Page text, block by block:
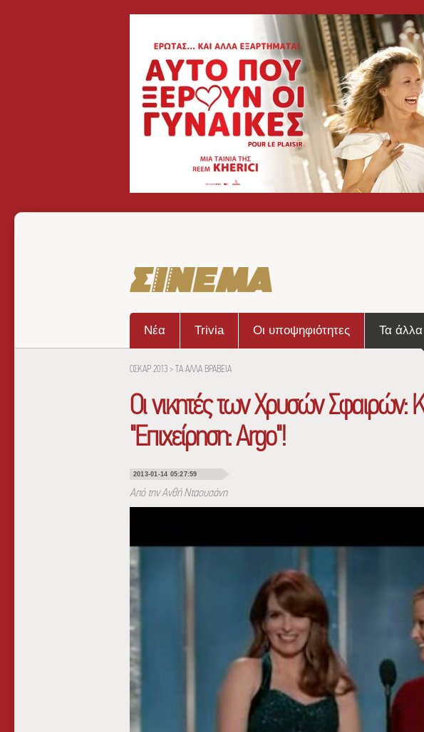
Νέα Trivia Οι υποψηφιότητες Τα
ΟΣΚΑΡ 2013 > ΤΑ ΑΛΛΑ ΒΡΑΒΕΙΑ
Οι νικητές των Χρυσών Σφαιρών:
"Επιχείρηση: Argo"!
2013-01-14 05:27:59
Από την Ανθή Νταουσάνη